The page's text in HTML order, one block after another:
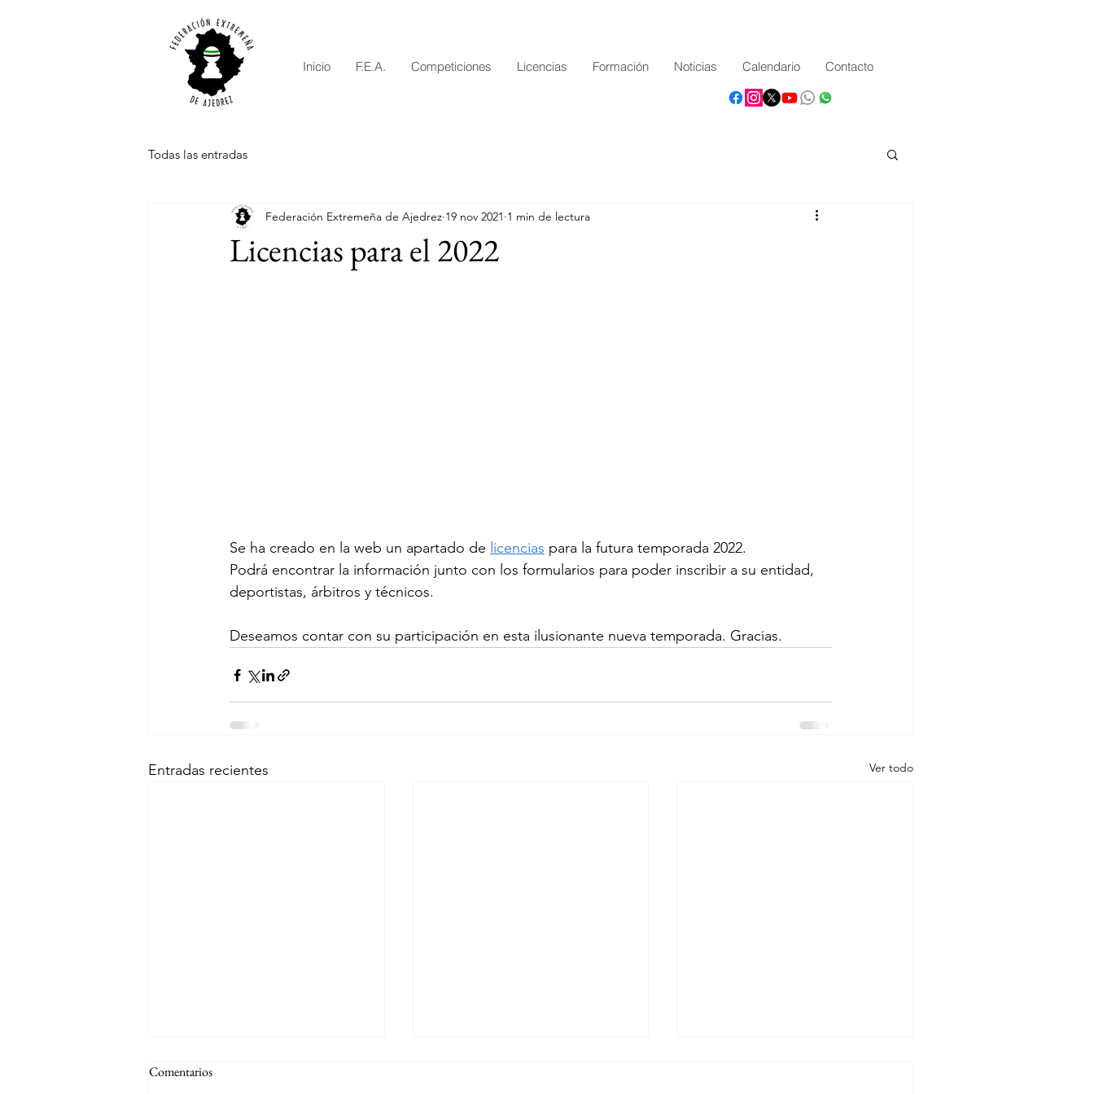
Inicio F.E.A. Competiciones Licencias Formación Noticias Calendario Contacto
Todas las entradas
Licencias para el 2022
Federación Extremeña de Ajedrez 19 nov 2021 1 min de lectura
Se ha creado en la web un apartado de licencias para la futura temporada 2022.
Podrá encontrar la información junto con los formularios para poder inscribir a su entidad,
deportistas, árbitros y técnicos.
Deseamos contar con su participación en esta ilusionante nueva temporada. Gracias.
Entradas recientes Ver todo
Comentarios